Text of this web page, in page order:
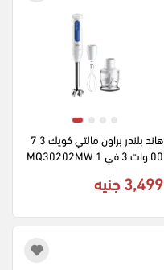
هاند بلندر براون مالتي كويك 3 7
00 وات 3 في 1 MQ30202MW
3,499 جنيه